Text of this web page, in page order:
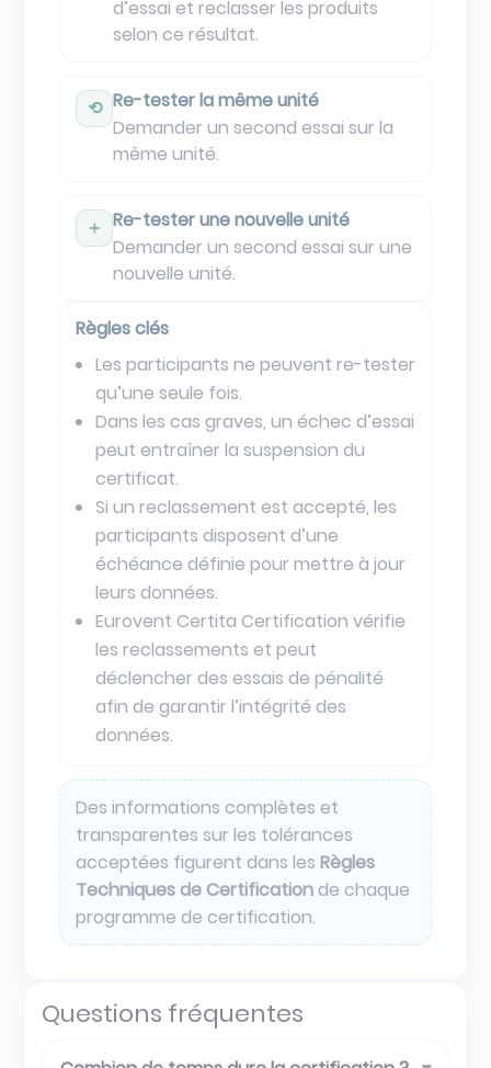
d’essai et reclasser les produits
selon ce résultat.
⟲ Re-tester la même unité
Demander un second essai sur la
même unité.
＋ Re-tester une nouvelle unité
Demander un second essai sur une
nouvelle unité.
Règles clés
Les participants ne peuvent re-tester
qu’une seule fois.
Dans les cas graves, un échec d’essai
peut entraîner la suspension du
certificat.
Si un reclassement est accepté, les
participants disposent d’une
échéance définie pour mettre à jour
leurs données.
Eurovent Certita Certification vérifie
les reclassements et peut
déclencher des essais de pénalité
afin de garantir l’intégrité des
données.
Des informations complètes et
transparentes sur les tolérances
acceptées figurent dans les Règles
Techniques de Certificationde chaque
programme de certification.
Questions fréquentes